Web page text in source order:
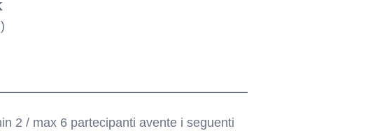
2 / max 6 partecipanti avente i seguenti